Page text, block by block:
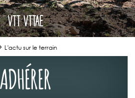
VTT VTTAE
L'actu sur le terrain
ADHÉRER